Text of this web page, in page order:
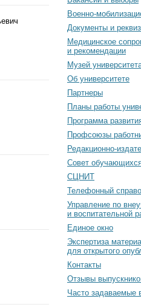
Военно-
Документы и
Медицинское
и рекомендации
Музей
Об университете
Партнеры
Планы работы
Программа
Профсоюзы
Редакционно-
Cовет
СЦНИТ
Телефонный
Управление по
и воспитательной
Единое окно
Экспертиза
для открытого
Контакты
Отзывы
Часто задаваемые